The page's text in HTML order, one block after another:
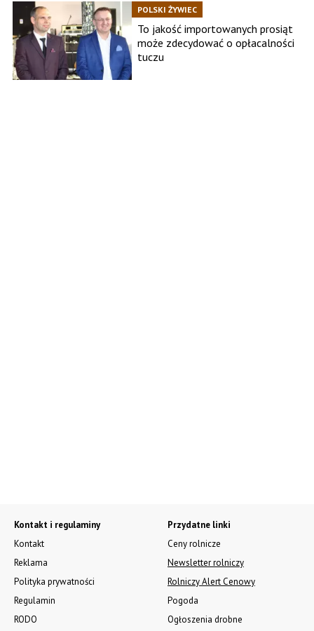
POLSKI ŻYWIEC
To jakość importowanych prosiąt
może zdecydować o opłacalności
tuczu
Kontakt i regulaminy
Kontakt
Reklama
Polityka prywatności
Regulamin
RODO
Przydatne linki
Ceny rolnicze
Newsletter rolniczy
Rolniczy Alert Cenowy
Pogoda
Ogłoszenia drobne